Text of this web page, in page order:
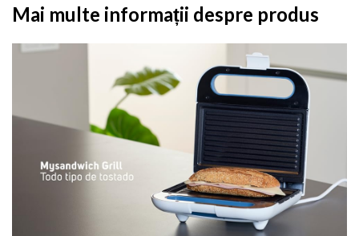
Mai multe informații despre produs